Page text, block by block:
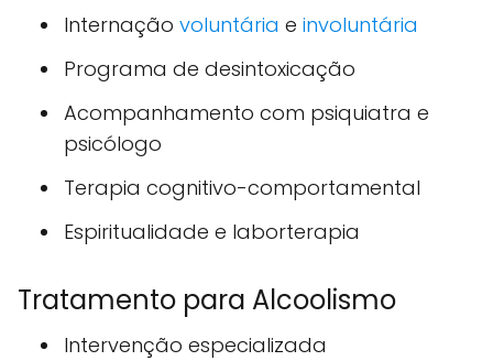
Internação voluntária e involuntária
Programa de desintoxicação
Acompanhamento com psiquiatra e
psicólogo
Terapia cognitivo-comportamental
Espiritualidade e laborterapia
Tratamento para Alcoolismo
Intervenção especializada